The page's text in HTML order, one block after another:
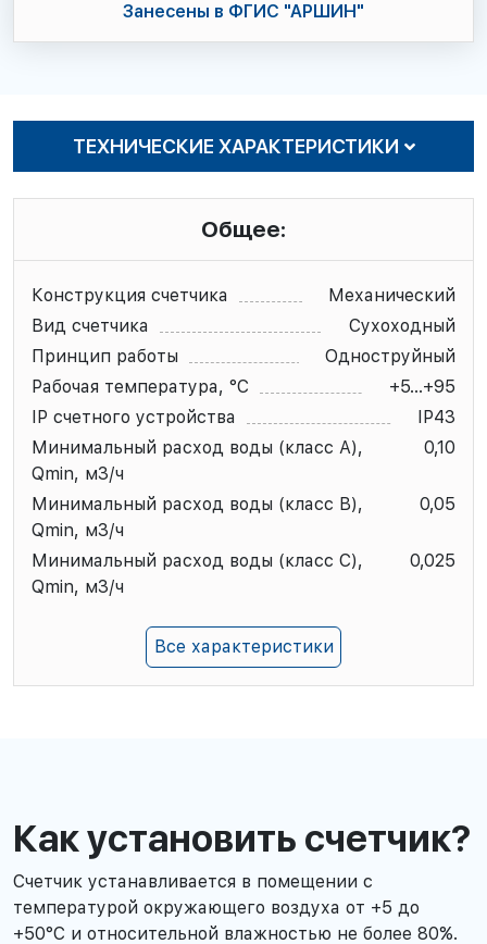
Занесены в ФГИС "АРШИН"
ТЕХНИЧЕСКИЕ ХАРАКТЕРИСТИКИ
Общее:
Конструкция счетчика
Механический
Вид счетчика
Сухоходный
Принцип работы
Одноструйный
Рабочая температура, °С
+5...+95
IP счетного устройства
IP43
Минимальный расход воды (класс А),
Qmin, м3/ч
0,10
Минимальный расход воды (класс В),
Qmin, м3/ч
0,05
Минимальный расход воды (класс C),
Qmin, м3/ч
0,025
Все характеристики
Как установить счетчик?
Счетчик устанавливается в помещении с
температурой окружающего воздуха от +5 до
+50°С и относительной влажностью не более 80%.